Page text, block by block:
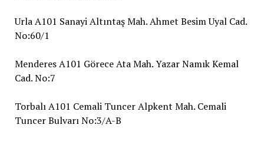
Urla A101 Sanayi Altıntaş Mah. Ahmet Besim Uyal Cad.
No:60/1
Menderes A101 Görece Ata Mah. Yazar Namık Kemal
Cad. No:7
Torbalı A101 Cemali Tuncer Alpkent Mah. Cemali
Tuncer Bulvarı No:3/A-B